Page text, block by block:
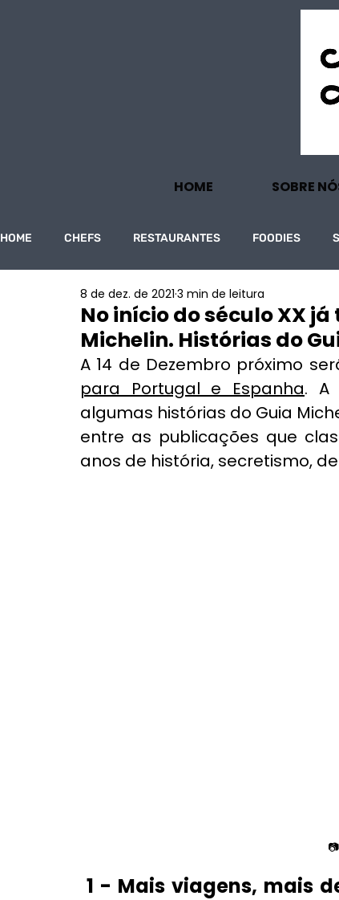
HOME SOBRE
HOME CHEFS RESTAURANTES FOODIES
PROJECTOS TURISMO ECONOMIA
No início do século XX
Michelin. Histórias do
8 de dez. de 2021 3 min de leitura
A 14 de Dezembro próximo
para Portugal e Espanha. A
algumas histórias do Guia
entre as publicações que
anos de história, secretismo,
1 - Mais viagens, mais